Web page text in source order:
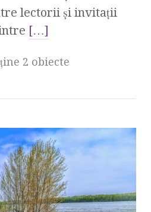
lectorii și invitații
[…]
2 obiecte